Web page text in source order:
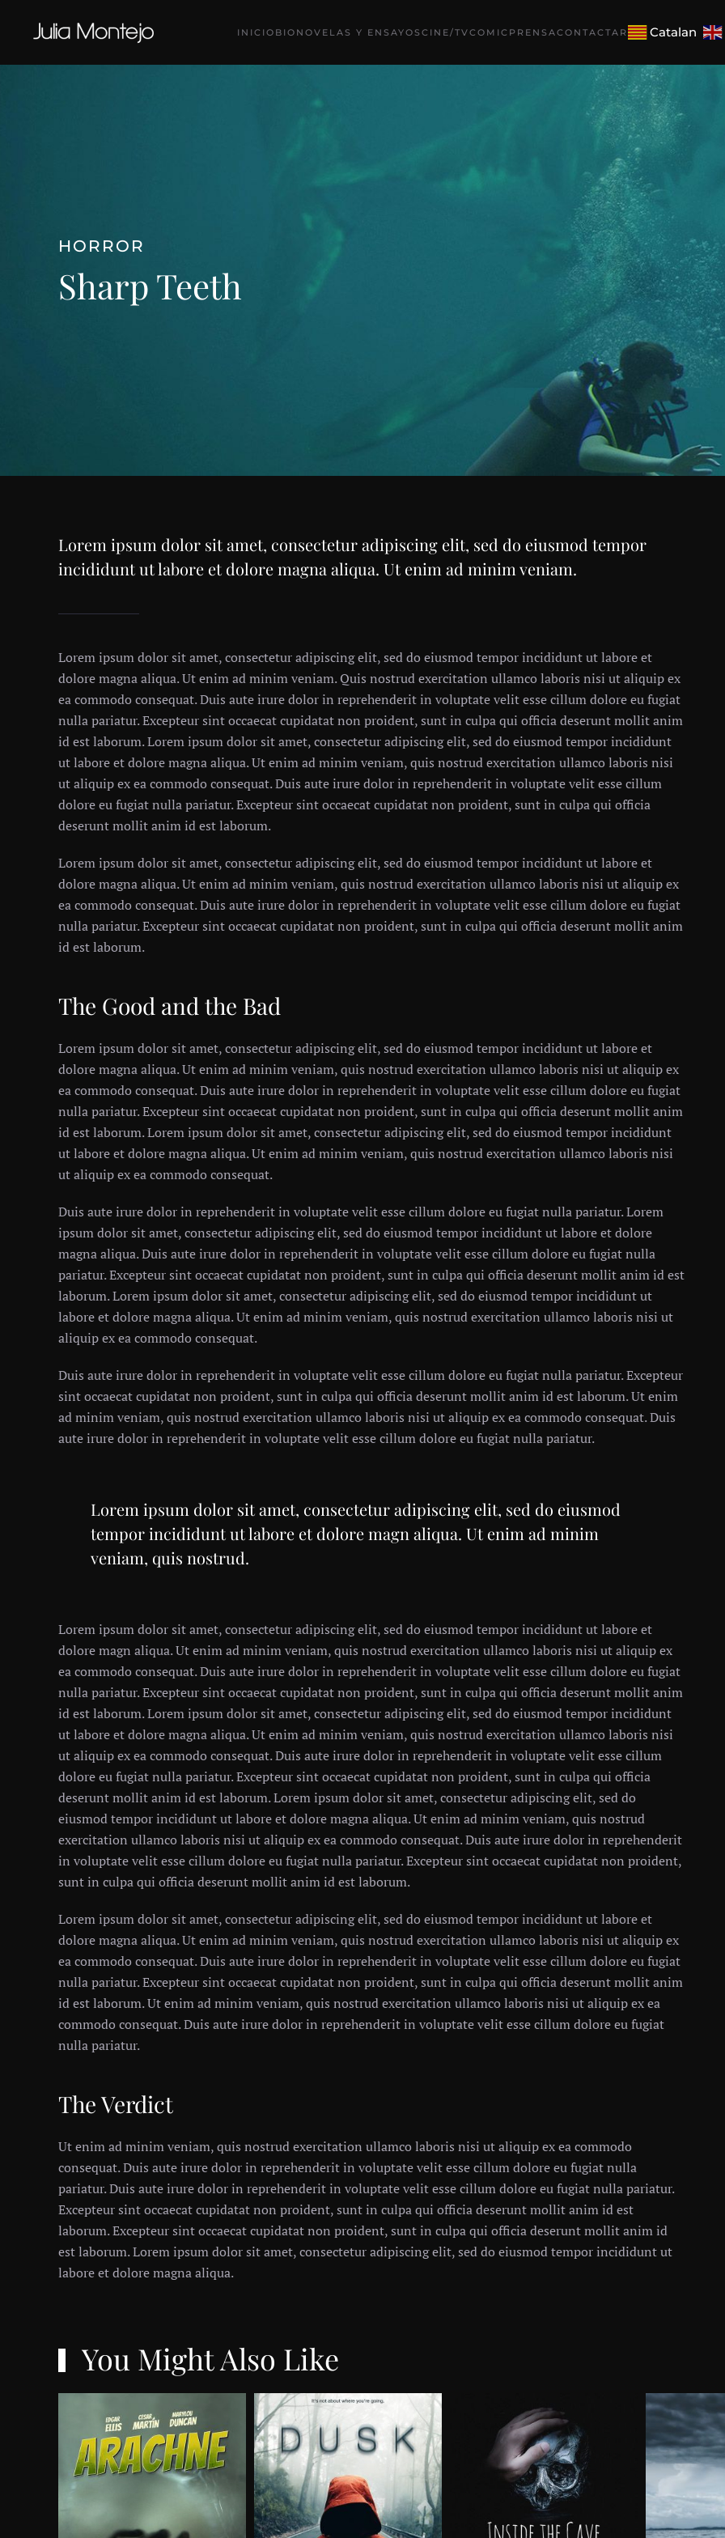
Ir al contenido principal INICIO BIO NOVELAS Y ENSAYOSCINE/TVCOMIC PRENSACONTACTAR Catalan
HORROR
Sharp Teeth
Lorem ipsum dolor sit amet, consectetur adipiscing elit, sed do eiusmod tempor
incididunt ut labore et dolore magna aliqua. Ut enim ad minim veniam.
Lorem ipsum dolor sit amet, consectetur adipiscing elit, sed do eiusmod tempor incididunt ut labore et
dolore magna aliqua. Ut enim ad minim veniam. Quis nostrud exercitation ullamco laboris nisi ut aliquip ex
ea commodo consequat. Duis aute irure dolor in reprehenderit in voluptate velit esse cillum dolore eu fugiat
nulla pariatur. Excepteur sint occaecat cupidatat non proident, sunt in culpa qui officia deserunt mollit anim
id est laborum. Lorem ipsum dolor sit amet, consectetur adipiscing elit, sed do eiusmod tempor incididunt
ut labore et dolore magna aliqua. Ut enim ad minim veniam, quis nostrud exercitation ullamco laboris nisi
ut aliquip ex ea commodo consequat. Duis aute irure dolor in reprehenderit in voluptate velit esse cillum
dolore eu fugiat nulla pariatur. Excepteur sint occaecat cupidatat non proident, sunt in culpa qui officia
deserunt mollit anim id est laborum.
Lorem ipsum dolor sit amet, consectetur adipiscing elit, sed do eiusmod tempor incididunt ut labore et
dolore magna aliqua. Ut enim ad minim veniam, quis nostrud exercitation ullamco laboris nisi ut aliquip ex
ea commodo consequat. Duis aute irure dolor in reprehenderit in voluptate velit esse cillum dolore eu fugiat
nulla pariatur. Excepteur sint occaecat cupidatat non proident, sunt in culpa qui officia deserunt mollit anim
id est laborum.
The Good and the Bad
Lorem ipsum dolor sit amet, consectetur adipiscing elit, sed do eiusmod tempor incididunt ut labore et
dolore magna aliqua. Ut enim ad minim veniam, quis nostrud exercitation ullamco laboris nisi ut aliquip ex
ea commodo consequat. Duis aute irure dolor in reprehenderit in voluptate velit esse cillum dolore eu fugiat
nulla pariatur. Excepteur sint occaecat cupidatat non proident, sunt in culpa qui officia deserunt mollit anim
id est laborum. Lorem ipsum dolor sit amet, consectetur adipiscing elit, sed do eiusmod tempor incididunt
ut labore et dolore magna aliqua. Ut enim ad minim veniam, quis nostrud exercitation ullamco laboris nisi
ut aliquip ex ea commodo consequat.
Duis aute irure dolor in reprehenderit in voluptate velit esse cillum dolore eu fugiat nulla pariatur. Lorem
ipsum dolor sit amet, consectetur adipiscing elit, sed do eiusmod tempor incididunt ut labore et dolore
magna aliqua. Duis aute irure dolor in reprehenderit in voluptate velit esse cillum dolore eu fugiat nulla
pariatur. Excepteur sint occaecat cupidatat non proident, sunt in culpa qui officia deserunt mollit anim id est
laborum. Lorem ipsum dolor sit amet, consectetur adipiscing elit, sed do eiusmod tempor incididunt ut
labore et dolore magna aliqua. Ut enim ad minim veniam, quis nostrud exercitation ullamco laboris nisi ut
aliquip ex ea commodo consequat.
Duis aute irure dolor in reprehenderit in voluptate velit esse cillum dolore eu fugiat nulla pariatur. Excepteur
sint occaecat cupidatat non proident, sunt in culpa qui officia deserunt mollit anim id est laborum. Ut enim
ad minim veniam, quis nostrud exercitation ullamco laboris nisi ut aliquip ex ea commodo consequat. Duis
aute irure dolor in reprehenderit in voluptate velit esse cillum dolore eu fugiat nulla pariatur.
Lorem ipsum dolor sit amet, consectetur adipiscing elit, sed do eiusmod
tempor incididunt ut labore et dolore magn aliqua. Ut enim ad minim
veniam, quis nostrud.
Lorem ipsum dolor sit amet, consectetur adipiscing elit, sed do eiusmod tempor incididunt ut labore et
dolore magn aliqua. Ut enim ad minim veniam, quis nostrud exercitation ullamco laboris nisi ut aliquip ex
ea commodo consequat. Duis aute irure dolor in reprehenderit in voluptate velit esse cillum dolore eu fugiat
nulla pariatur. Excepteur sint occaecat cupidatat non proident, sunt in culpa qui officia deserunt mollit anim
id est laborum. Lorem ipsum dolor sit amet, consectetur adipiscing elit, sed do eiusmod tempor incididunt
ut labore et dolore magna aliqua. Ut enim ad minim veniam, quis nostrud exercitation ullamco laboris nisi
ut aliquip ex ea commodo consequat. Duis aute irure dolor in reprehenderit in voluptate velit esse cillum
dolore eu fugiat nulla pariatur. Excepteur sint occaecat cupidatat non proident, sunt in culpa qui officia
deserunt mollit anim id est laborum. Lorem ipsum dolor sit amet, consectetur adipiscing elit, sed do
eiusmod tempor incididunt ut labore et dolore magna aliqua. Ut enim ad minim veniam, quis nostrud
exercitation ullamco laboris nisi ut aliquip ex ea commodo consequat. Duis aute irure dolor in reprehenderit
in voluptate velit esse cillum dolore eu fugiat nulla pariatur. Excepteur sint occaecat cupidatat non proident,
sunt in culpa qui officia deserunt mollit anim id est laborum.
Lorem ipsum dolor sit amet, consectetur adipiscing elit, sed do eiusmod tempor incididunt ut labore et
dolore magna aliqua. Ut enim ad minim veniam, quis nostrud exercitation ullamco laboris nisi ut aliquip ex
ea commodo consequat. Duis aute irure dolor in reprehenderit in voluptate velit esse cillum dolore eu fugiat
nulla pariatur. Excepteur sint occaecat cupidatat non proident, sunt in culpa qui officia deserunt mollit anim
id est laborum. Ut enim ad minim veniam, quis nostrud exercitation ullamco laboris nisi ut aliquip ex ea
commodo consequat. Duis aute irure dolor in reprehenderit in voluptate velit esse cillum dolore eu fugiat
nulla pariatur.
The Verdict
Ut enim ad minim veniam, quis nostrud exercitation ullamco laboris nisi ut aliquip ex ea commodo
consequat. Duis aute irure dolor in reprehenderit in voluptate velit esse cillum dolore eu fugiat nulla
pariatur. Duis aute irure dolor in reprehenderit in voluptate velit esse cillum dolore eu fugiat nulla pariatur.
Excepteur sint occaecat cupidatat non proident, sunt in culpa qui officia deserunt mollit anim id est
laborum. Excepteur sint occaecat cupidatat non proident, sunt in culpa qui officia deserunt mollit anim id
est laborum. Lorem ipsum dolor sit amet, consectetur adipiscing elit, sed do eiusmod tempor incididunt ut
labore et dolore magna aliqua.
You Might Also Like